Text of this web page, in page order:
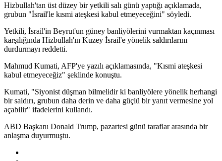
Hizbullah'tan üst düzey bir yetkili salı günü yaptığı açıklamada,
grubun "İsrail'le kısmi ateşkesi kabul etmeyeceğini" söyledi.
Yetkili, İsrail'in Beyrut'un güney banliyölerini vurmaktan kaçınması
karşılığında Hizbullah'ın Kuzey İsrail'e yönelik saldırılarını
durdurmayı reddetti.
Mahmud Kumati, AFP'ye yazılı açıklamasında, "Kısmi ateşkesi
kabul etmeyeceğiz" şeklinde konuştu.
Kumati, "Siyonist düşman bilmelidir ki banliyölere yönelik herhangi
bir saldırı, grubun daha derin ve daha güçlü bir yanıt vermesine yol
açabilir" ifadelerini kullandı.
ABD Başkanı Donald Trump, pazartesi günü taraflar arasında bir
anlaşma duyurmuştu.